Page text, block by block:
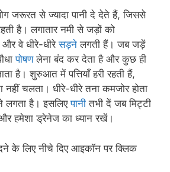
जरूरत से ज्यादा पानी दे देते हैं, जिससे
है। लगातार नमी से जड़ों को
और वे धीरे-धीरेसड़ने लगती हैं। जब जड़ें
पोषणलेना बंद कर देता है और कुछ ही
है। शुरुआत में पत्तियाँ हरी रहती हैं,
नहीं चलता। धीरे-धीरे तना कमजोर होता
लगता है। इसलिएपानी तभी दें जब मिट्टी
हमेशा ड्रेनेज का ध्यान रखें।
के लिए नीचे दिए आइकॉन पर क्लिक